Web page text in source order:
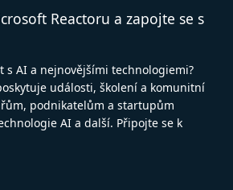
Reactoru a zapojte se s
s AI a nejnovějšími technologiemi?
události, školení a komunitní
podnikatelům a startupům
AI a další. Připojte se k